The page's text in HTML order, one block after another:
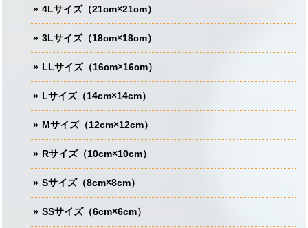
4Lサイズ（21cm×21cm）
3Lサイズ（18cm×18cm）
LLサイズ（16cm×16cm）
Lサイズ（14cm×14cm）
Mサイズ（12cm×12cm）
Rサイズ（10cm×10cm）
Sサイズ（8cm×8cm）
SSサイズ（6cm×6cm）